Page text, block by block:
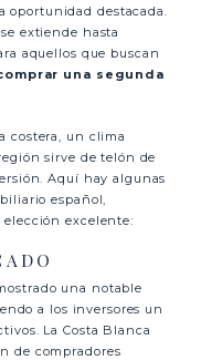
oportunidad destacada.
extiende hasta
aquellos que buscan
una segunda
costera, un clima
sirve de telón de
Aquí hay algunas
español,
elección excelente:
una notable
a los inversores un
La Costa Blanca
de compradores